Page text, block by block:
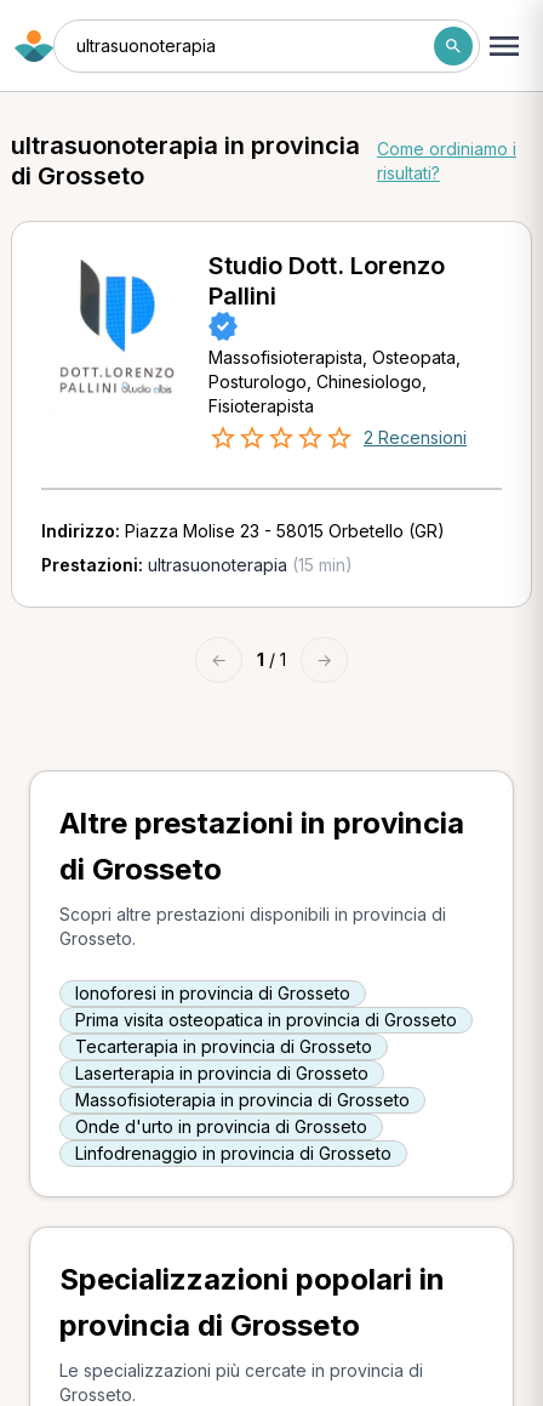
ultrasuonoterapia
ultrasuonoterapia in provincia
di Grosseto
Come ordiniamo i
risultati?
Studio Dott. Lorenzo
Pallini
Massofisioterapista, Osteopata,
Posturologo, Chinesiologo,
Fisioterapista
2 Recensioni
Indirizzo: Piazza Molise 23 - 58015 Orbetello (GR)
Prestazioni: ultrasuonoterapia (15 min)
← 1 / 1 →
Altre prestazioni in provincia
di Grosseto
Scopri altre prestazioni disponibili in provincia di
Grosseto.
Ionoforesi in provincia di Grosseto
Prima visita osteopatica in provincia di Grosseto
Tecarterapia in provincia di Grosseto
Laserterapia in provincia di Grosseto
Massofisioterapia in provincia di Grosseto
Onde d'urto in provincia di Grosseto
Linfodrenaggio in provincia di Grosseto
Specializzazioni popolari in
provincia di Grosseto
Le specializzazioni più cercate in provincia di
Grosseto.